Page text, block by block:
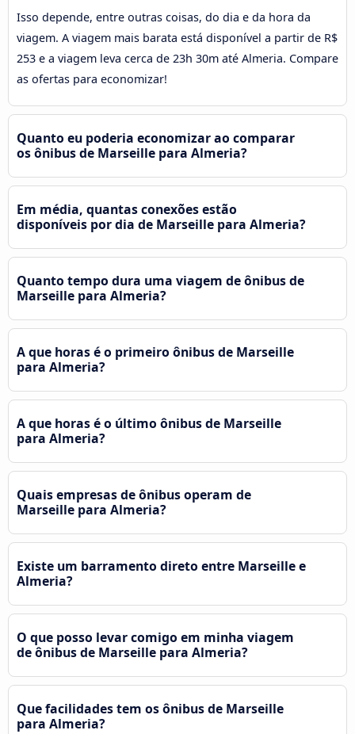
Isso depende, entre outras coisas, do dia e da hora da
viagem. A viagem mais barata está disponível a partir de R$
253 e a viagem leva cerca de 23h 30m até Almeria. Compare
as ofertas para economizar!
Quanto eu poderia economizar ao comparar
os ônibus de Marseille para Almeria?
Em média, quantas conexões estão
disponíveis por dia de Marseille para Almeria?
Quanto tempo dura uma viagem de ônibus de
Marseille para Almeria?
A que horas é o primeiro ônibus de Marseille
para Almeria?
A que horas é o último ônibus de Marseille
para Almeria?
Quais empresas de ônibus operam de
Marseille para Almeria?
Existe um barramento direto entre Marseille e
Almeria?
O que posso levar comigo em minha viagem
de ônibus de Marseille para Almeria?
Que facilidades tem os ônibus de Marseille
para Almeria?